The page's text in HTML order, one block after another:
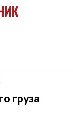
груза